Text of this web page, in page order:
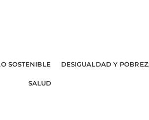
SOSTENIBLE DESIGUALDAD Y
SALUD